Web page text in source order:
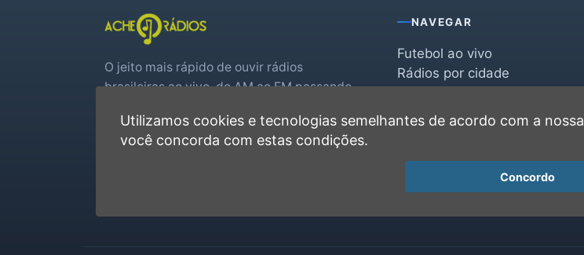
O jeito mais rápido de ouvir rádios
brasileiras ao vivo, do AM ao FM passando
real.
NAVEGAR
Futebol ao vivo
Rádios por cidade
Favoritas
Utilizamos cookies e tecnologias semelhantes de acordo com a nossa
você concorda com estas condições.
Concordo